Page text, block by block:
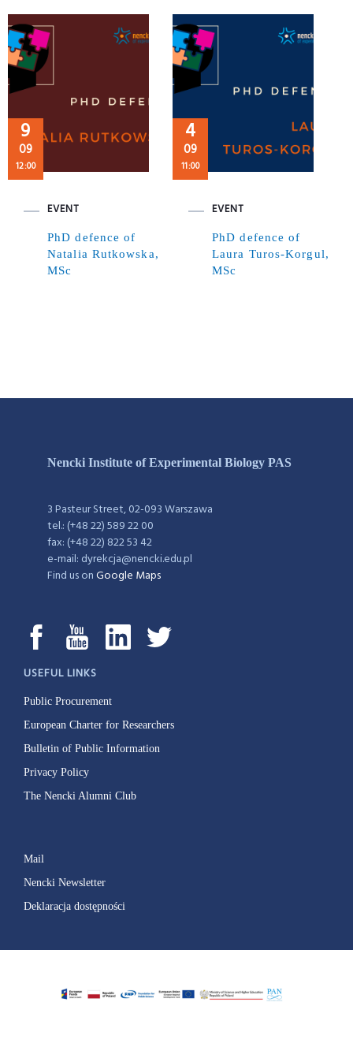
9
09
12:00
EVENT
PhD defence of
Natalia Rutkowska,
MSc
4
09
11:00
EVENT
PhD defence of
Laura Turos-Korgul,
MSc
Nencki Institute of Experimental Biology PAS
3 Pasteur Street, 02-093 Warszawa
tel.: (+48 22) 589 22 00
fax: (+48 22) 822 53 42
e-mail: dyrekcja@nencki.edu.pl
Find us onGoogle Maps
USEFUL LINKS
Public Procurement
European Charter for Researchers
Bulletin of Public Information
Privacy Policy
The Nencki Alumni Club
Mail
Nencki Newsletter
Deklaracja dostępności